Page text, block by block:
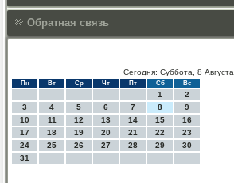
Обратная связь
Сегодня: Суббота, 8 Августа
Пн Вт Ср Чт Пт Сб Вс
1
2
3
4 5 6 7 8
9
10
11 12 13 14 15
16
17
18 19 20 21 22
23
24
25 26 27 28 29
30
31